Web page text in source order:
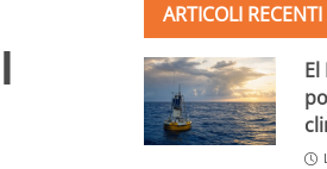
ARTICOLI RECENTI